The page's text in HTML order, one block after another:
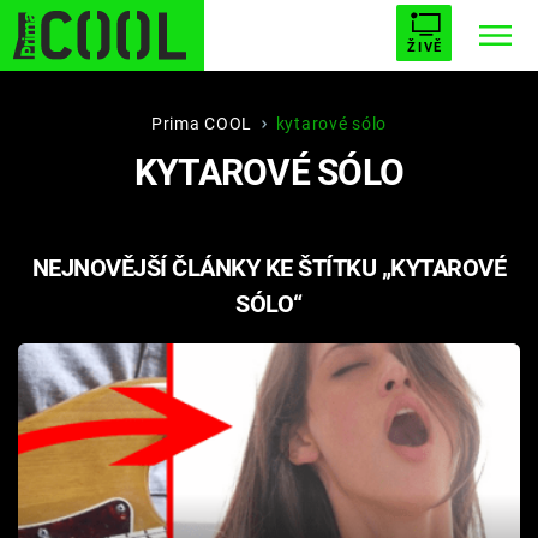
ŽIVĚ
STARHOUSE BUFFY, PŘEMOŽITELKA UPÍRŮ
PLNEJ KOTEL AVENGERS 5
Filmy
Seriály
Hry
Prima COOL kytarové sólo
KYTAROVÉ SÓLO
NEJNOVĚJŠÍ ČLÁNKY KE ŠTÍTKU „KYTAROVÉ
SÓLO“